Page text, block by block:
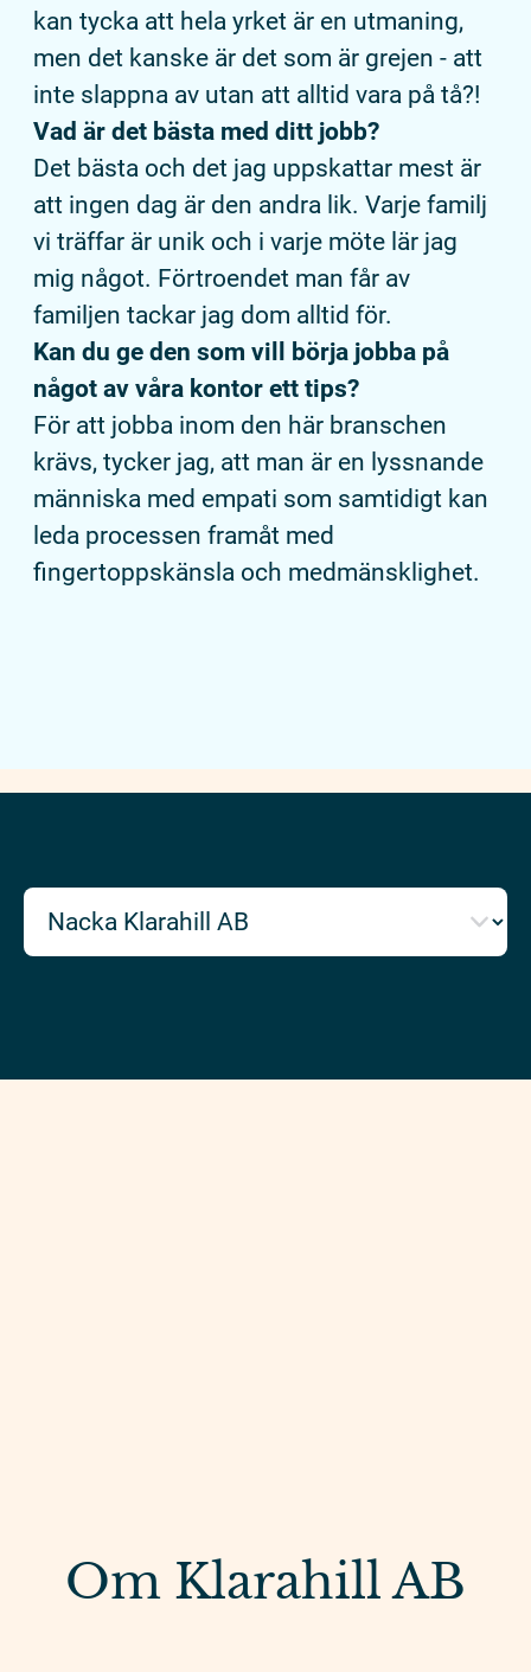
kan tycka att hela yrket är en utmaning,
men det kanske är det som är grejen - att
inte slappna av utan att alltid vara på tå?!
Vad är det bästa med ditt jobb?
Det bästa och det jag uppskattar mest är
att ingen dag är den andra lik. Varje familj
vi träffar är unik och i varje möte lär jag
mig något. Förtroendet man får av
familjen tackar jag dom alltid för.
Kan du ge den som vill börja jobba på
något av våra kontor ett tips?
För att jobba inom den här branschen
krävs, tycker jag, att man är en lyssnande
människa med empati som samtidigt kan
leda processen framåt med
fingertoppskänsla och medmänsklighet.
Om Klarahill AB